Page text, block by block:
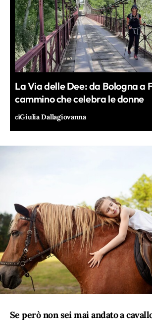
La Via delle Dee: da Bologna a
cammino che celebra le donne
diGiulia Dallagiovanna
Se però non sei mai andato a